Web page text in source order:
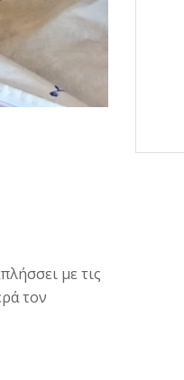
με τις
τον